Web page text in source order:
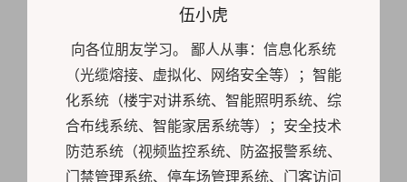
Author:
伍小虎
向各位朋友学习。 鄙人从事：信息化系统
（光缆熔接、虚拟化、网络安全等）；智能
化系统（楼宇对讲系统、智能照明系统、综
合布线系统、智能家居系统等）；安全技术
防范系统（视频监控系统、防盗报警系统、
门禁管理系统、停车场管理系统、门客访问